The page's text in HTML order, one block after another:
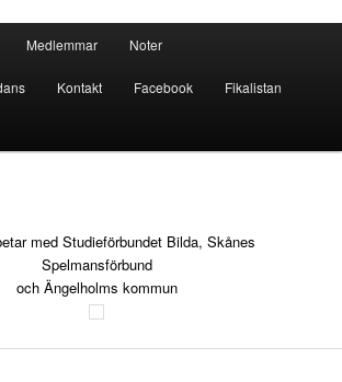
Medlemmar Noter
Kontakt Facebook Fikalistan
med Studieförbundet Bilda, Skånes
Spelmansförbund
och Ängelholms kommun